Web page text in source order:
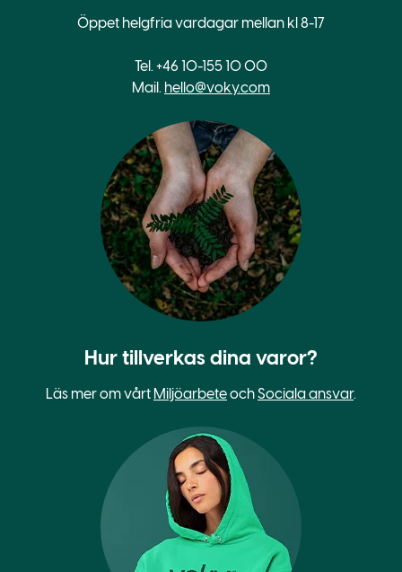
Öppet helgfria vardagar mellan kl 8-17
Tel. +46 10-155 10 00
Mail. hello@voky.com
Hur tillverkas dina varor?
Läs mer om vårt MiljöarbeteochSociala ansvar.